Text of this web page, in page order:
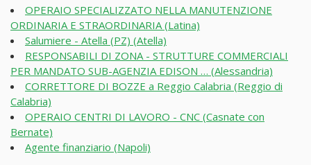
OPERAIO SPECIALIZZATO NELLA MANUTENZIONE
ORDINARIA E STRAORDINARIA (Latina)
Salumiere - Atella (PZ) (Atella)
RESPONSABILI DI ZONA - STRUTTURE COMMERCIALI
PER MANDATO SUB-AGENZIA EDISON … (Alessandria)
CORRETTORE DI BOZZE a Reggio Calabria (Reggio di
Calabria)
OPERAIO CENTRI DI LAVORO - CNC (Casnate con
Bernate)
Agente finanziario (Napoli)